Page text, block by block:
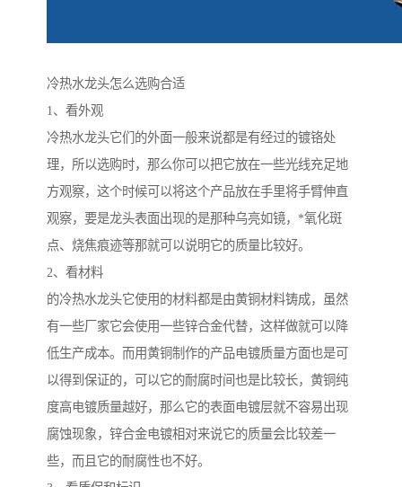
冷热水龙头怎么选购合适
1、看外观
冷热水龙头它们的外面一般来说都是有经过的镀铬处
理，所以选购时，那么你可以把它放在一些光线充足地
方观察，这个时候可以将这个产品放在手里将手臂伸直
观察，要是龙头表面出现的是那种乌亮如镜，*氧化斑
点、烧焦痕迹等那就可以说明它的质量比较好。
2、看材料
的冷热水龙头它使用的材料都是由黄铜材料铸成，虽然
有一些厂家它会使用一些锌合金代替，这样做就可以降
低生产成本。而用黄铜制作的产品电镀质量方面也是可
以得到保证的，可以它的耐腐时间也是比较长，黄铜纯
度高电镀质量越好，那么它的表面电镀层就不容易出现
腐蚀现象，锌合金电镀相对来说它的质量会比较差一
些，而且它的耐腐性也不好。